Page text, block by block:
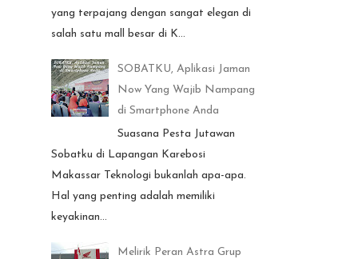
yang terpajang dengan sangat elegan di
salah satu mall besar di K...
SOBATKU, Aplikasi Jaman
Now Yang Wajib Nampang
di Smartphone Anda
Suasana Pesta Jutawan
Sobatku di Lapangan Karebosi
Makassar Teknologi bukanlah apa-apa.
Hal yang penting adalah memiliki
keyakinan...
Melirik Peran Astra Grup